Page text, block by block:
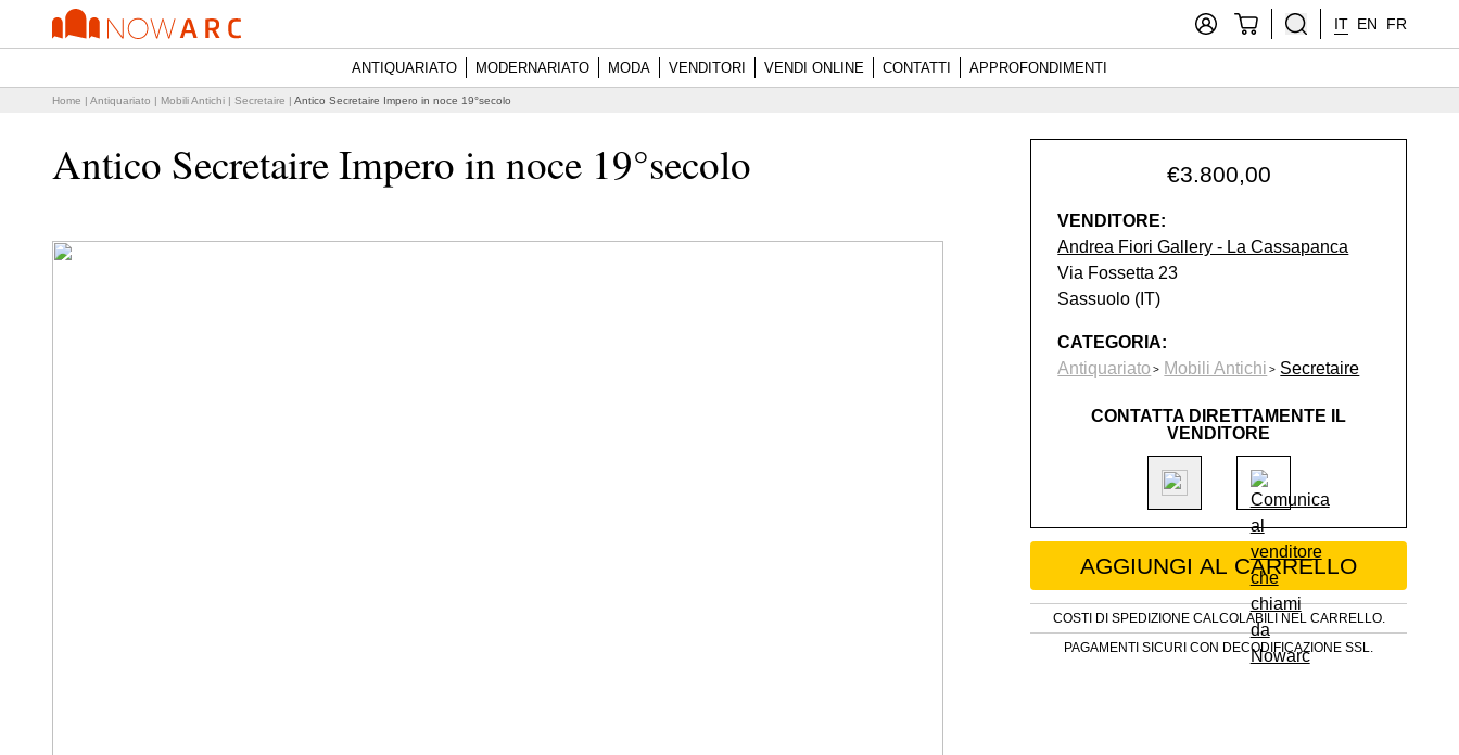
IT EN FR
ANTIQUARIATO MODERNARIATO MODA VENDITORI VENDI ONLINE CONTATTI APPROFONDIMENTI
Home | Antiquariato | Mobili Antichi | Secretaire | Antico Secretaire Impero in noce 19°secolo
Antico Secretaire Impero in noce 19°secolo €3.800,00
VENDITORE:
Andrea Fiori Gallery - La Cassapanca
Via Fossetta 23
Sassuolo (IT)
CATEGORIA:
Antiquariato
Mobili Antichi Secretaire
CONTATTA DIRETTAMENTE IL
VENDITORE
Antico Secretaire Impero in noce
AGGIUNGI AL CARRELLO
COSTI DI SPEDIZIONE CALCOLABILI NEL CARRELLO.
PAGAMENTI SICURI CON DECODIFICAZIONE SSL.